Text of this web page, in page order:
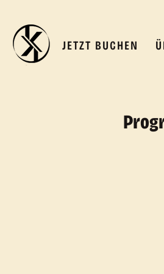
JETZT BUCHEN